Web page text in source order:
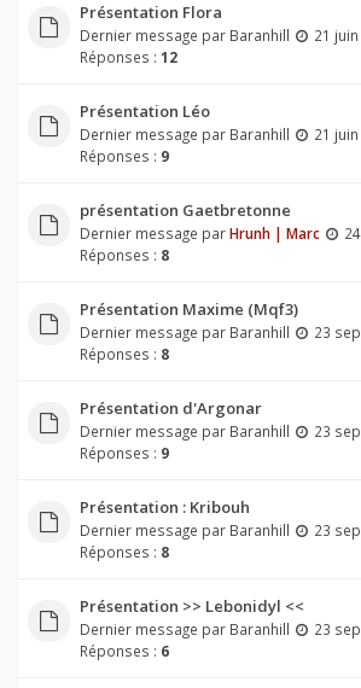
Présentation Flora
Dernier message par Baranhill
21
Réponses : 12
Présentation Léo
Dernier message par Baranhill
21
Réponses : 9
présentation Gaetbretonne
Dernier message parHrunh | Marc
Réponses : 8
Présentation Maxime (Mqf3)
Dernier message par Baranhill
23
Réponses : 8
Présentation d'Argonar
Dernier message par Baranhill
23
Réponses : 9
Présentation : Kribouh
Dernier message par Baranhill
23
Réponses : 8
Présentation >> Lebonidyl <<
Dernier message par Baranhill
23
Réponses : 6